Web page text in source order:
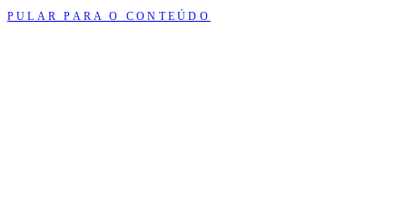
PULAR PARA O CONTEÚDO